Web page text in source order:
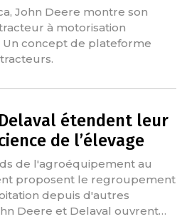
John Deere montre son
à motorisation
concept de plateforme
étendent leur
de l’élevage
de l'agroéquipement au
proposent le regroupement
depuis d'autres
Deere et Delaval ouvrent…